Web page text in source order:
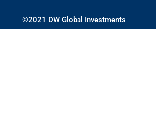
©2021 DW Global Investments